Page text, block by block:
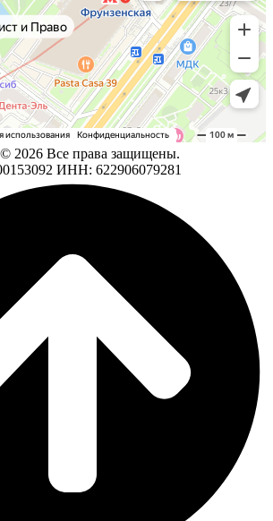
Все права защищены.
ИНН: 622906079281